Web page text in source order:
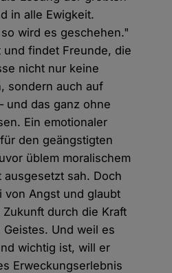
in alle Ewigkeit.
wird es geschehen."
und findet Freunde, die
nicht nur keine
sondern auch auf
und das ganz ohne
Ein emotionaler
den geängstigten
üblem moralischem
ausgesetzt sah. Doch
von Angst und glaubt
durch die Kraft
Und weil es
wichtig ist, will er
Erweckungserlebnis